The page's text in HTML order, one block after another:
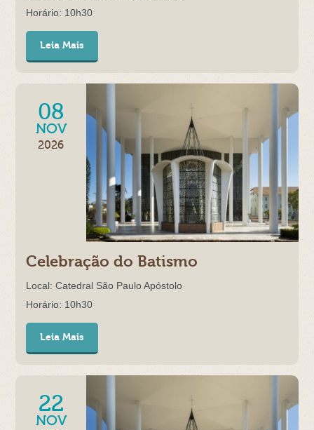
Horário: 10h30
Leia Mais
08
NOV
2026
Celebração do Batismo
Local: Catedral São Paulo Apóstolo
Horário: 10h30
Leia Mais
22
NOV